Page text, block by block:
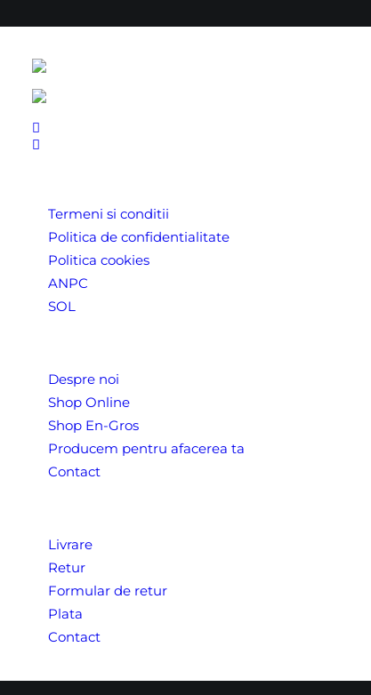
Termeni si conditii
Politica de confidentialitate
Politica cookies
ANPC
SOL
Despre noi
Shop Online
Shop En-Gros
Producem pentru afacerea ta
Contact
Livrare
Retur
Formular de retur
Plata
Contact